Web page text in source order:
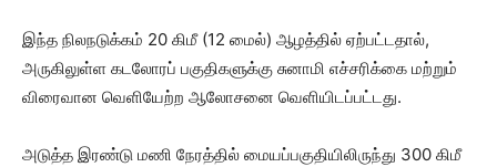
இந்த நிலநடுக்கம் 20 கிமீ (12 மைல்) ஆழத்தில் ஏற்பட்டதால்,
அருகிலுள்ள கடலோரப் பகுதிகளுக்கு சுனாமி எச்சரிக்கை மற்றும்
விரைவான வெளியேற்ற ஆலோசனை வெளியிடப்பட்டது.
அடுத்த இரண்டு மணி நேரத்தில் மையப்பகுதியிலிருந்து 300 கிமீ